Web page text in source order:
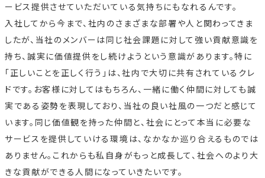
ービス提供させていただいている気持ちにもなれるんです。
入社してから今まで、社内のさまざまな部署や人と関わってきま
したが、当社のメンバーは同じ社会課題に対して強い貢献意識を
持ち、誠実に価値提供をし続けようという意識があります。特に
「正しいことを正しく行う」は、社内で大切に共有されているクレ
ドです。お客様に対してはもちろん、一緒に働く仲間に対しても誠
実である姿勢を表現しており、当社の良い社風の一つだと感じて
います。同じ価値観を持った仲間と、社会にとって本当に必要な
サービスを提供していける環境は、なかなか巡り合えるものでは
ありません。これからも私自身がもっと成長して、社会へのより大
きな貢献ができる人間になっていきたいです。